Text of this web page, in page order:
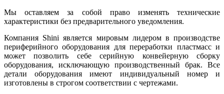
Мы оставляем за собой право изменять технические
характеристики без предварительного уведомления.
Компания Shini является мировым лидером в производстве
периферийного оборудования для переработки пластмасс и
может позволить себе серийную конвейерную сборку
оборудования, исключающую производственный брак. Все
детали оборудования имеют индивидуальный номер и
изготовлены в строгом соответствии с чертежами.